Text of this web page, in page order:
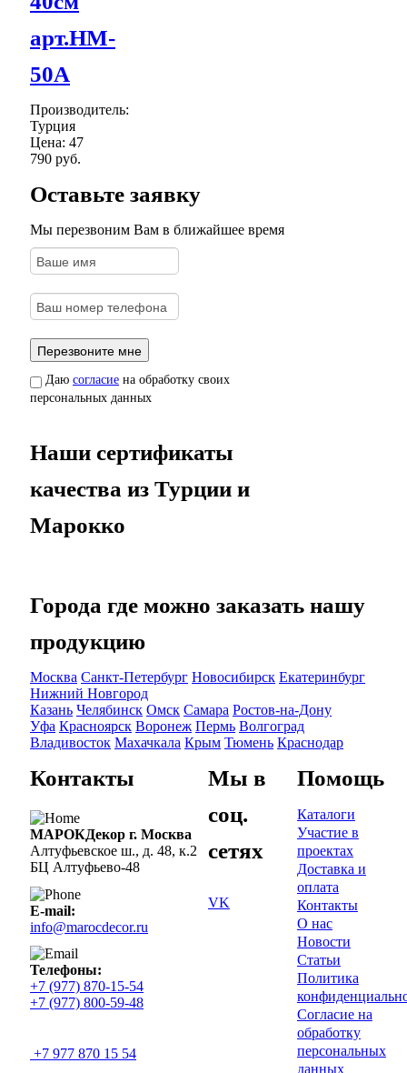
арт.HM-
50A
Производитель:
Турция
Цена: 47
790 руб.
Оставьте заявку
Мы перезвоним Вам в ближайшее время
Даю согласие на обработку своих
персональных данных
Наши сертификаты
качества из Турции и
Марокко
Города где можно заказать нашу
продукцию
Москва Санкт-Петербург Новосибирск Екатеринбург
Нижний Новгород
Казань Челябинск Омск Самара Ростов-на-Дону
Уфа Красноярск Воронеж Пермь Волгоград
Владивосток Махачкала Крым Тюмень Краснодар
Контакты
МАРОКДекор г. Москва
Алтуфьевское ш., д. 48, к.2
БЦ Алтуфьево-48
E-mail:
info@marocdecor.ru
Телефоны:
+7 (977) 870-15-54
+7 (977) 800-59-48
+7 977 870 15 54
Мы в
соц.
сетях
VK
Помощь
Каталоги
Участие в
проектах
Доставка и
оплата
Контакты
О нас
Новости
Статьи
Политика
Согласие на
обработку
персональных
данных